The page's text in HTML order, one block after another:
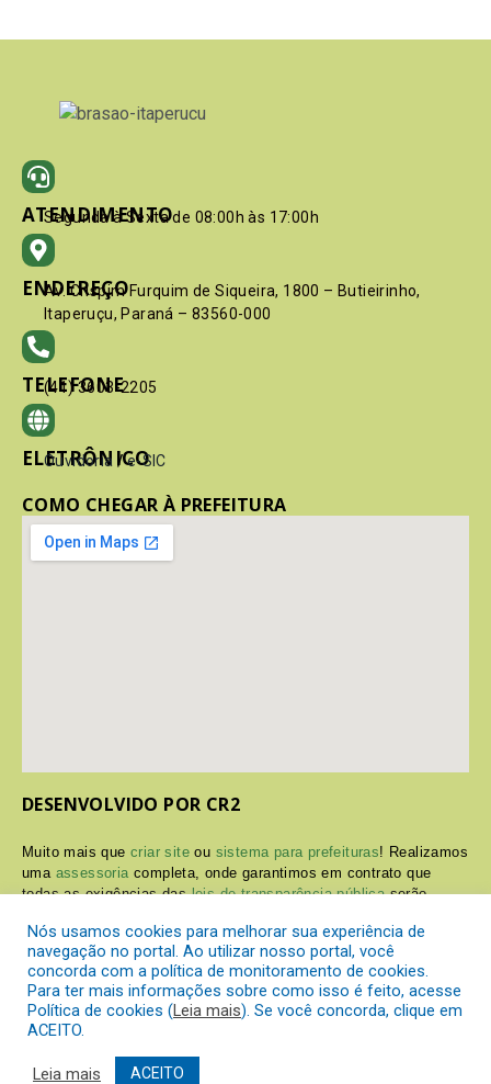
ATENDIMENTO
Segunda à Sexta de 08:00h às 17:00h
ENDEREÇO
Av. Crispim Furquim de Siqueira, 1800 – Butieirinho,
Itaperuçu, Paraná – 83560-000
TELEFONE
(41) 3603-2205
ELETRÔNICO
Ouvidoria / e-SIC
COMO CHEGAR À PREFEITURA
DESENVOLVIDO POR CR2
Muito mais quecriar site ou sistema para prefeituras! Realizamos
uma assessoria completa, onde garantimos em contrato que
todas as exigências dasleis de transparência públicaserão
Conheça oPNTPe oRadar da Transparência Pública
Todos os direitos reservados a
Nós usamos cookies para melhorar sua experiência de
navegação no portal. Ao utilizar nosso portal, você
concorda com a política de monitoramento de cookies.
Para ter mais informações sobre como isso é feito, acesse
Política de cookies (Leia mais). Se você concorda, clique em
ACEITO.
Leia mais ACEITO